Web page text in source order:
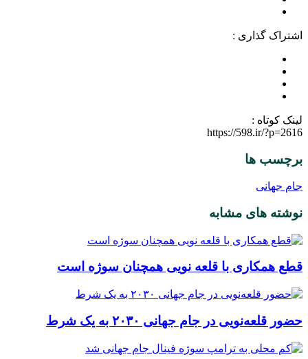
اشتراک گذاری :
لینک کوتاه :
https://598.ir/?p=2616
برچسب ها
جام جهانی
نوشته های مشابه
قطع همکاری با قلعه نویی همچنان سوژه است
حضور قلعه‌نویی در جام جهانی ۲۰۳۰ به یک شرط